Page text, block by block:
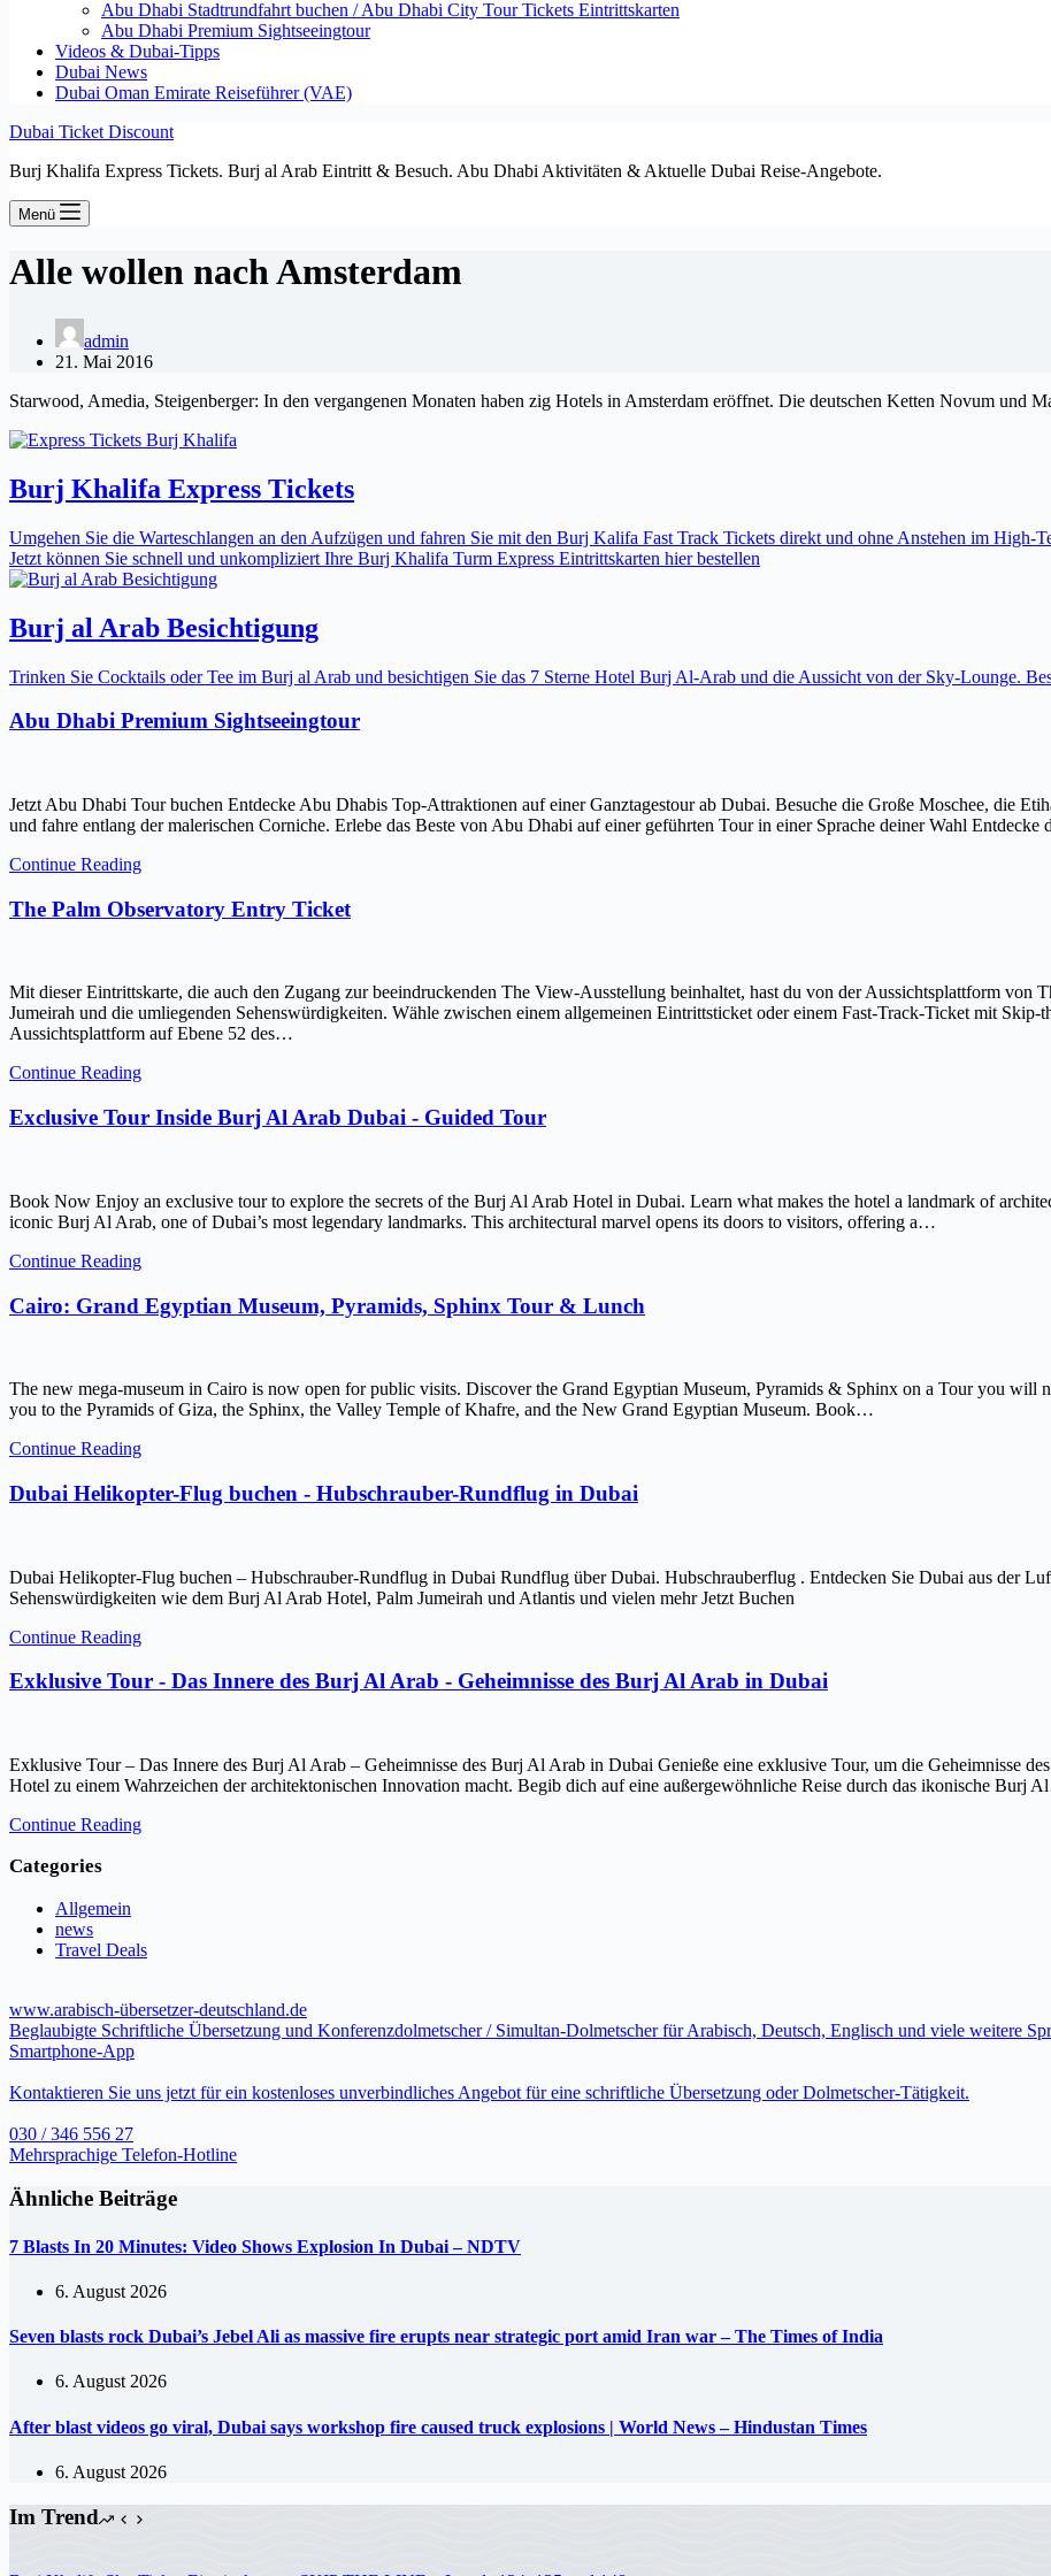
Abu Dhabi Stadtrundfahrt buchen / Abu Dhabi City Tour Tickets Eintrittskarten
Abu Dhabi Premium Sightseeingtour
Videos & Dubai-Tipps
Dubai News
Dubai Oman Emirate Reiseführer (VAE)
Dubai Ticket Discount
Burj Khalifa Express Tickets. Burj al Arab Eintritt & Besuch. Abu Dhabi Aktivitäten & Aktuelle Dubai Reise-Angebote.
Menü
Alle wollen nach Amsterdam
admin
21. Mai 2016
Starwood, Amedia, Steigenberger: In den vergangenen Monaten haben zig Hotels in Amsterdam eröffnet. Die deutschen Ketten Novum und
Burj Khalifa Express Tickets
Umgehen Sie die Warteschlangen an den Aufzügen und fahren Sie mit den Burj Kalifa Fast Track Tickets direkt und ohne Anstehen im High-
Jetzt können Sie schnell und unkompliziert Ihre Burj Khalifa Turm Express Eintrittskarten hier bestellen
Burj al Arab Besichtigung
Trinken Sie Cocktails oder Tee im Burj al Arab und besichtigen Sie das 7 Sterne Hotel Burj Al-Arab und die Aussicht von der Sky-Lounge.
Abu Dhabi Premium Sightseeingtour
Jetzt Abu Dhabi Tour buchen Entdecke Abu Dhabis Top-Attraktionen auf einer Ganztagestour ab Dubai. Besuche die Große Moschee, die
und fahre entlang der malerischen Corniche. Erlebe das Beste von Abu Dhabi auf einer geführten Tour in einer Sprache deiner Wahl
Continue Reading
The Palm Observatory Entry Ticket
Mit dieser Eintrittskarte, die auch den Zugang zur beeindruckenden The View-Ausstellung beinhaltet, hast du von der Aussichtsplattform von
Jumeirah und die umliegenden Sehenswürdigkeiten. Wähle zwischen einem allgemeinen Eintrittsticket oder einem Fast-Track-Ticket mit
Aussichtsplattform auf Ebene 52 des…
Continue Reading
Exclusive Tour Inside Burj Al Arab Dubai - Guided Tour
Book Now Enjoy an exclusive tour to explore the secrets of the Burj Al Arab Hotel in Dubai. Learn what makes the hotel a landmark of
iconic Burj Al Arab, one of Dubai’s most legendary landmarks. This architectural marvel opens its doors to visitors, offering a…
Continue Reading
Cairo: Grand Egyptian Museum, Pyramids, Sphinx Tour & Lunch
The new mega-museum in Cairo is now open for public visits. Discover the Grand Egyptian Museum, Pyramids & Sphinx on a Tour you will
you to the Pyramids of Giza, the Sphinx, the Valley Temple of Khafre, and the New Grand Egyptian Museum. Book…
Continue Reading
Dubai Helikopter-Flug buchen - Hubschrauber-Rundflug in Dubai
Dubai Helikopter-Flug buchen – Hubschrauber-Rundflug in Dubai Rundflug über Dubai. Hubschrauberflug . Entdecken Sie Dubai aus der
Sehenswürdigkeiten wie dem Burj Al Arab Hotel, Palm Jumeirah und Atlantis und vielen mehr Jetzt Buchen
Continue Reading
Exklusive Tour - Das Innere des Burj Al Arab - Geheimnisse des Burj Al Arab in Dubai
Exklusive Tour – Das Innere des Burj Al Arab – Geheimnisse des Burj Al Arab in Dubai Genieße eine exklusive Tour, um die Geheimnisse
Hotel zu einem Wahrzeichen der architektonischen Innovation macht. Begib dich auf eine außergewöhnliche Reise durch das ikonische Burj
Continue Reading
Categories
Allgemein
news
Travel Deals
www.arabisch-übersetzer-deutschland.de
Beglaubigte Schriftliche Übersetzung und Konferenzdolmetscher / Simultan-Dolmetscher für Arabisch, Deutsch, Englisch und viele weitere
Smartphone-App
Kontaktieren Sie uns jetzt für ein kostenloses unverbindliches Angebot für eine schriftliche Übersetzung oder Dolmetscher-Tätigkeit.
030 / 346 556 27
Mehrsprachige Telefon-Hotline
Ähnliche Beiträge
7 Blasts In 20 Minutes: Video Shows Explosion In Dubai – NDTV
6. August 2026
Seven blasts rock Dubai’s Jebel Ali as massive fire erupts near strategic port amid Iran war – The Times of India
6. August 2026
After blast videos go viral, Dubai says workshop fire caused truck explosions | World News – Hindustan Times
6. August 2026
Im Trend